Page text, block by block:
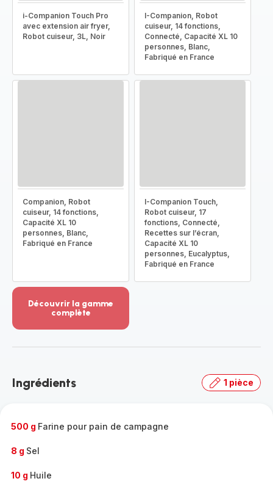
i-Companion Touch Pro
avec extension air fryer,
Robot cuiseur, 3L, Noir
I-Companion, Robot
cuiseur, 14 fonctions,
Connecté, Capacité XL 10
personnes, Blanc,
Fabriqué en France
Companion, Robot
cuiseur, 14 fonctions,
Capacité XL 10
personnes, Blanc,
Fabriqué en France
I-Companion Touch,
Robot cuiseur, 17
fonctions, Connecté,
Recettes sur l’écran,
Capacité XL 10
personnes, Eucalyptus,
Fabriqué en France
Découvrir la gamme
complète
-
gamme
Ingrédients 1 pièce
500 g Farine pour pain de campagne
8 g Sel
10 g Huile